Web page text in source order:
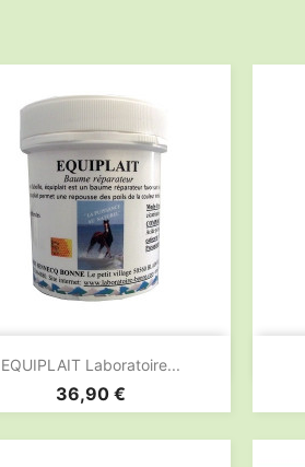
EQUIPLAIT Laboratoire...
Prix
36,90 €
Aperçu rapide